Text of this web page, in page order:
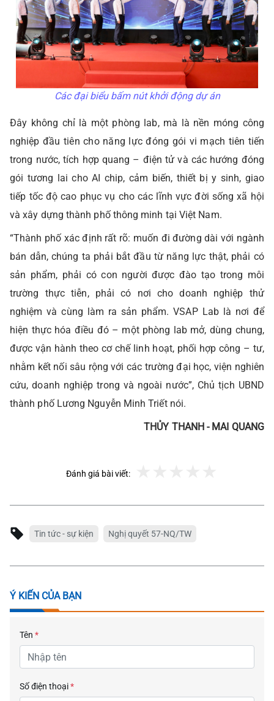
Các đại biểu bấm nút khởi động dự án
Đây không chỉ là một phòng lab, mà là nền móng công
nghiệp đầu tiên cho năng lực đóng gói vi mạch tiên tiến
trong nước, tích hợp quang – điện tử và các hướng đóng
gói tương lai cho AI chip, cảm biến, thiết bị y sinh, giao
tiếp tốc độ cao phục vụ cho các lĩnh vực đời sống xã hội
và xây dựng thành phố thông minh tại Việt Nam.
“Thành phố xác định rất rõ: muốn đi đường dài với ngành
bán dẫn, chúng ta phải bắt đầu từ năng lực thật, phải có
sản phẩm, phải có con người được đào tạo trong môi
trường thực tiễn, phải có nơi cho doanh nghiệp thử
nghiệm và cùng làm ra sản phẩm. VSAP Lab là nơi để
hiện thực hóa điều đó – một phòng lab mở, dùng chung,
được vận hành theo cơ chế linh hoạt, phối hợp công – tư,
nhằm kết nối sâu rộng với các trường đại học, viện nghiên
cứu, doanh nghiệp trong và ngoài nước”, Chủ tịch UBND
thành phố Lương Nguyễn Minh Triết nói.
THỦY THANH - MAI QUANG
Đánh giá bài viết:
Tin tức - sự kiện Nghị quyết 57-NQ/TW
Ý KIẾN CỦA BẠN
Tên *
Số điện thoại*